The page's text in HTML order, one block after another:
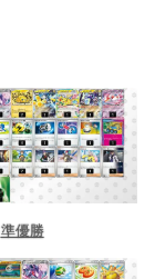
準優勝